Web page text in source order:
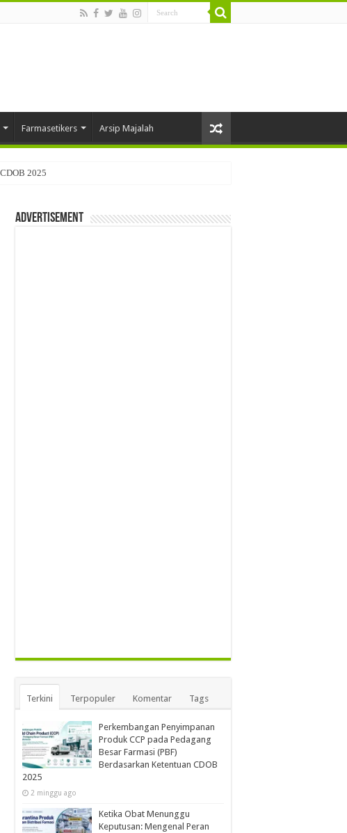
Farmasetikers Arsip Majalah
Advertisement
Terkini Terpopuler Komentar Tags
Perkembangan Penyimpanan
Produk CCP pada Pedagang
Besar Farmasi (PBF)
Berdasarkan Ketentuan CDOB
2025
2 minggu ago
Ketika Obat Menunggu
Keputusan: Mengenal Peran